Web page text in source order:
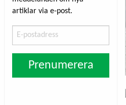
artiklar via e-post.
postadress
Prenumerera